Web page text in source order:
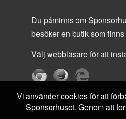
Du påminns om
besöker en butik som
Välj webbläsare för att
Vi använder cookies för att
Sponsorhuset. Genom att